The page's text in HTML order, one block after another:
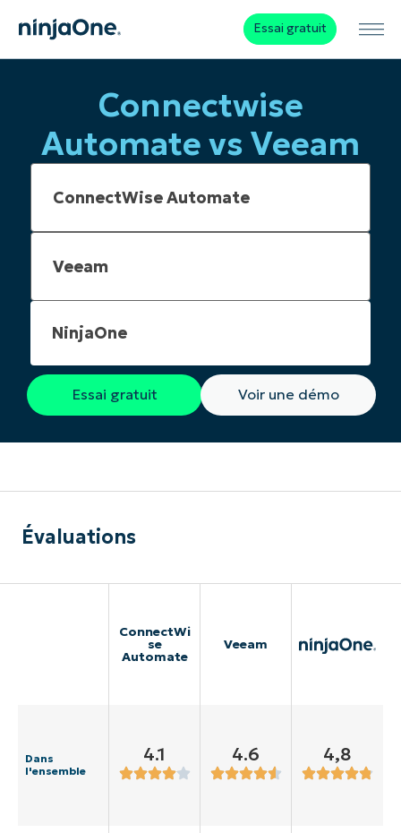
Essai gratuit
Connectwise
Automate vs Veeam
NinjaOne
Essai gratuit Voir une démo
Évaluations
ConnectWi
se
Automate
Veeam
Dans
l'ensemble
4.1 4.6 4,8